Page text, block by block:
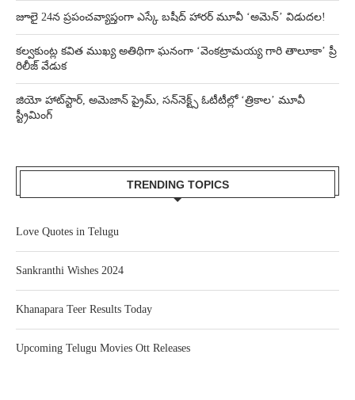
జూలై 24న ప్రపంచవ్యాప్తంగా ఎస్కే బషీద్‌ హారర్ మూవీ ‘అమెన్’ విడుదల!
కల్వకుంట్ల కవిత ముఖ్య అతిథిగా ఘనంగా ‘వెంకట్రామయ్య గారి తాలూకా’ ప్రీ
రిలీజ్ వేడుక
జియో హాట్‌స్టార్, అమెజాన్ ప్రైమ్, సన్‌నెక్ట్స్ ఓటీటీల్లో ‘త్రికాల’ మూవీ
స్ట్రీమింగ్
TRENDING TOPICS
Love Quotes in Telugu
Sankranthi Wishes 2024
Khanapara Teer Results Today
Upcoming Telugu Movies Ott Releases